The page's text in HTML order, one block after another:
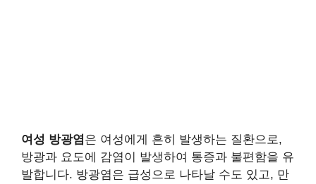
여성 방광염은 여성에게 흔히 발생하는 질환으로,
방광과 요도에 감염이 발생하여 통증과 불편함을 유
발합니다. 방광염은 급성으로 나타날 수도 있고, 만